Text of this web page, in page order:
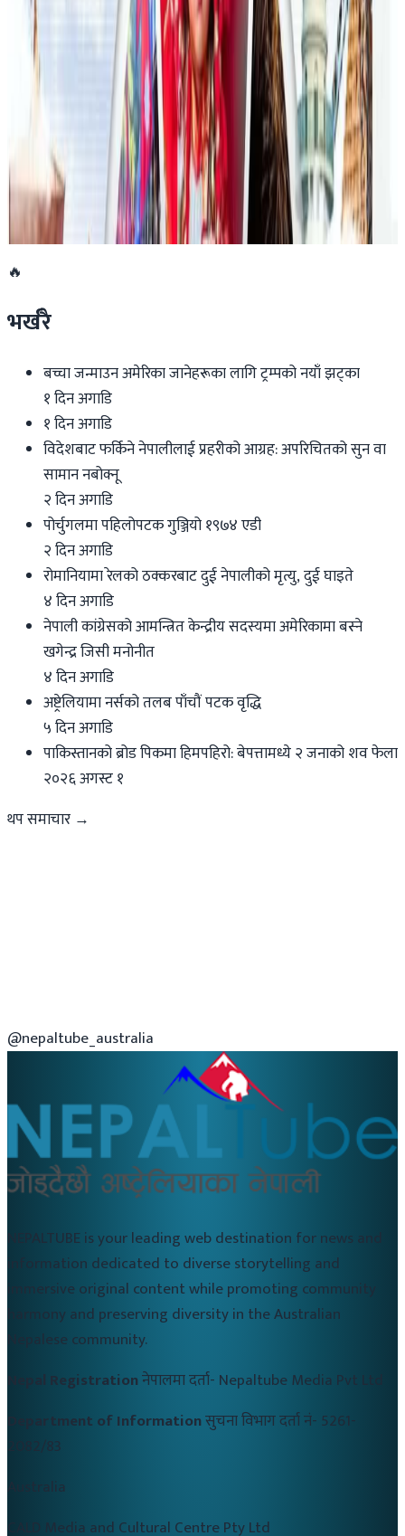
२०२६ जुलाई २३
एनपिएल अष्ट्रेलियाको पाँचौं संस्करणमा कृष्ण कार्की
सबैभन्दा महँगा खेलाडी
२०२६ जुलाई १९
डार्विनमा नेपाल फेस्टिभल हुँदै
२०२६ जुन ११
🔥
भर्खरै
बच्चा जन्माउन अमेरिका जानेहरूका लागि ट्रम्पको नयाँ झट्का
१ दिन अगाडि
१ दिन अगाडि
विदेशबाट फर्किने नेपालीलाई प्रहरीको आग्रह: अपरिचितको सुन वा
सामान नबोक्नू
२ दिन अगाडि
पोर्चुगलमा पहिलोपटक गुञ्जियो १९७४ एडी
२ दिन अगाडि
रोमानियामा रेलको ठक्करबाट दुई नेपालीको मृत्यु, दुई घाइते
४ दिन अगाडि
नेपाली कांग्रेसको आमन्त्रित केन्द्रीय सदस्यमा अमेरिकामा बस्ने
खगेन्द्र जिसी मनोनीत
४ दिन अगाडि
अष्ट्रेलियामा नर्सको तलब पाँचौं पटक वृद्धि
५ दिन अगाडि
पाकिस्तानको ब्रोड पिकमा हिमपहिरो: बेपत्तामध्ये २ जनाको शव फेला
२०२६ अगस्ट १
थप समाचार →
@nepaltube_australia
NEPALTUBE is your leading web destination for news and
information dedicated to diverse storytelling and
immersive original content while promoting community
harmony and preserving diversity in the Australian
Nepalese community.
Nepal Registrationनेपालमा दर्ता- Nepaltube Media Pvt Ltd
Department of Informationसुचना विभाग दर्ता नं- 5261-
2082/83
Australia
CALD Media and Cultural Centre Pty Ltd